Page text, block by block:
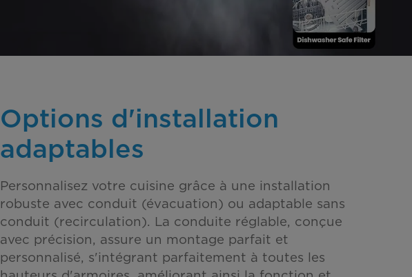
Options d'installation
adaptables
Personnalisez votre cuisine grâce à une installation
robuste avec conduit (évacuation) ou adaptable sans
conduit (recirculation). La conduite réglable, conçue
avec précision, assure un montage parfait et
personnalisé, s'intégrant parfaitement à toutes les